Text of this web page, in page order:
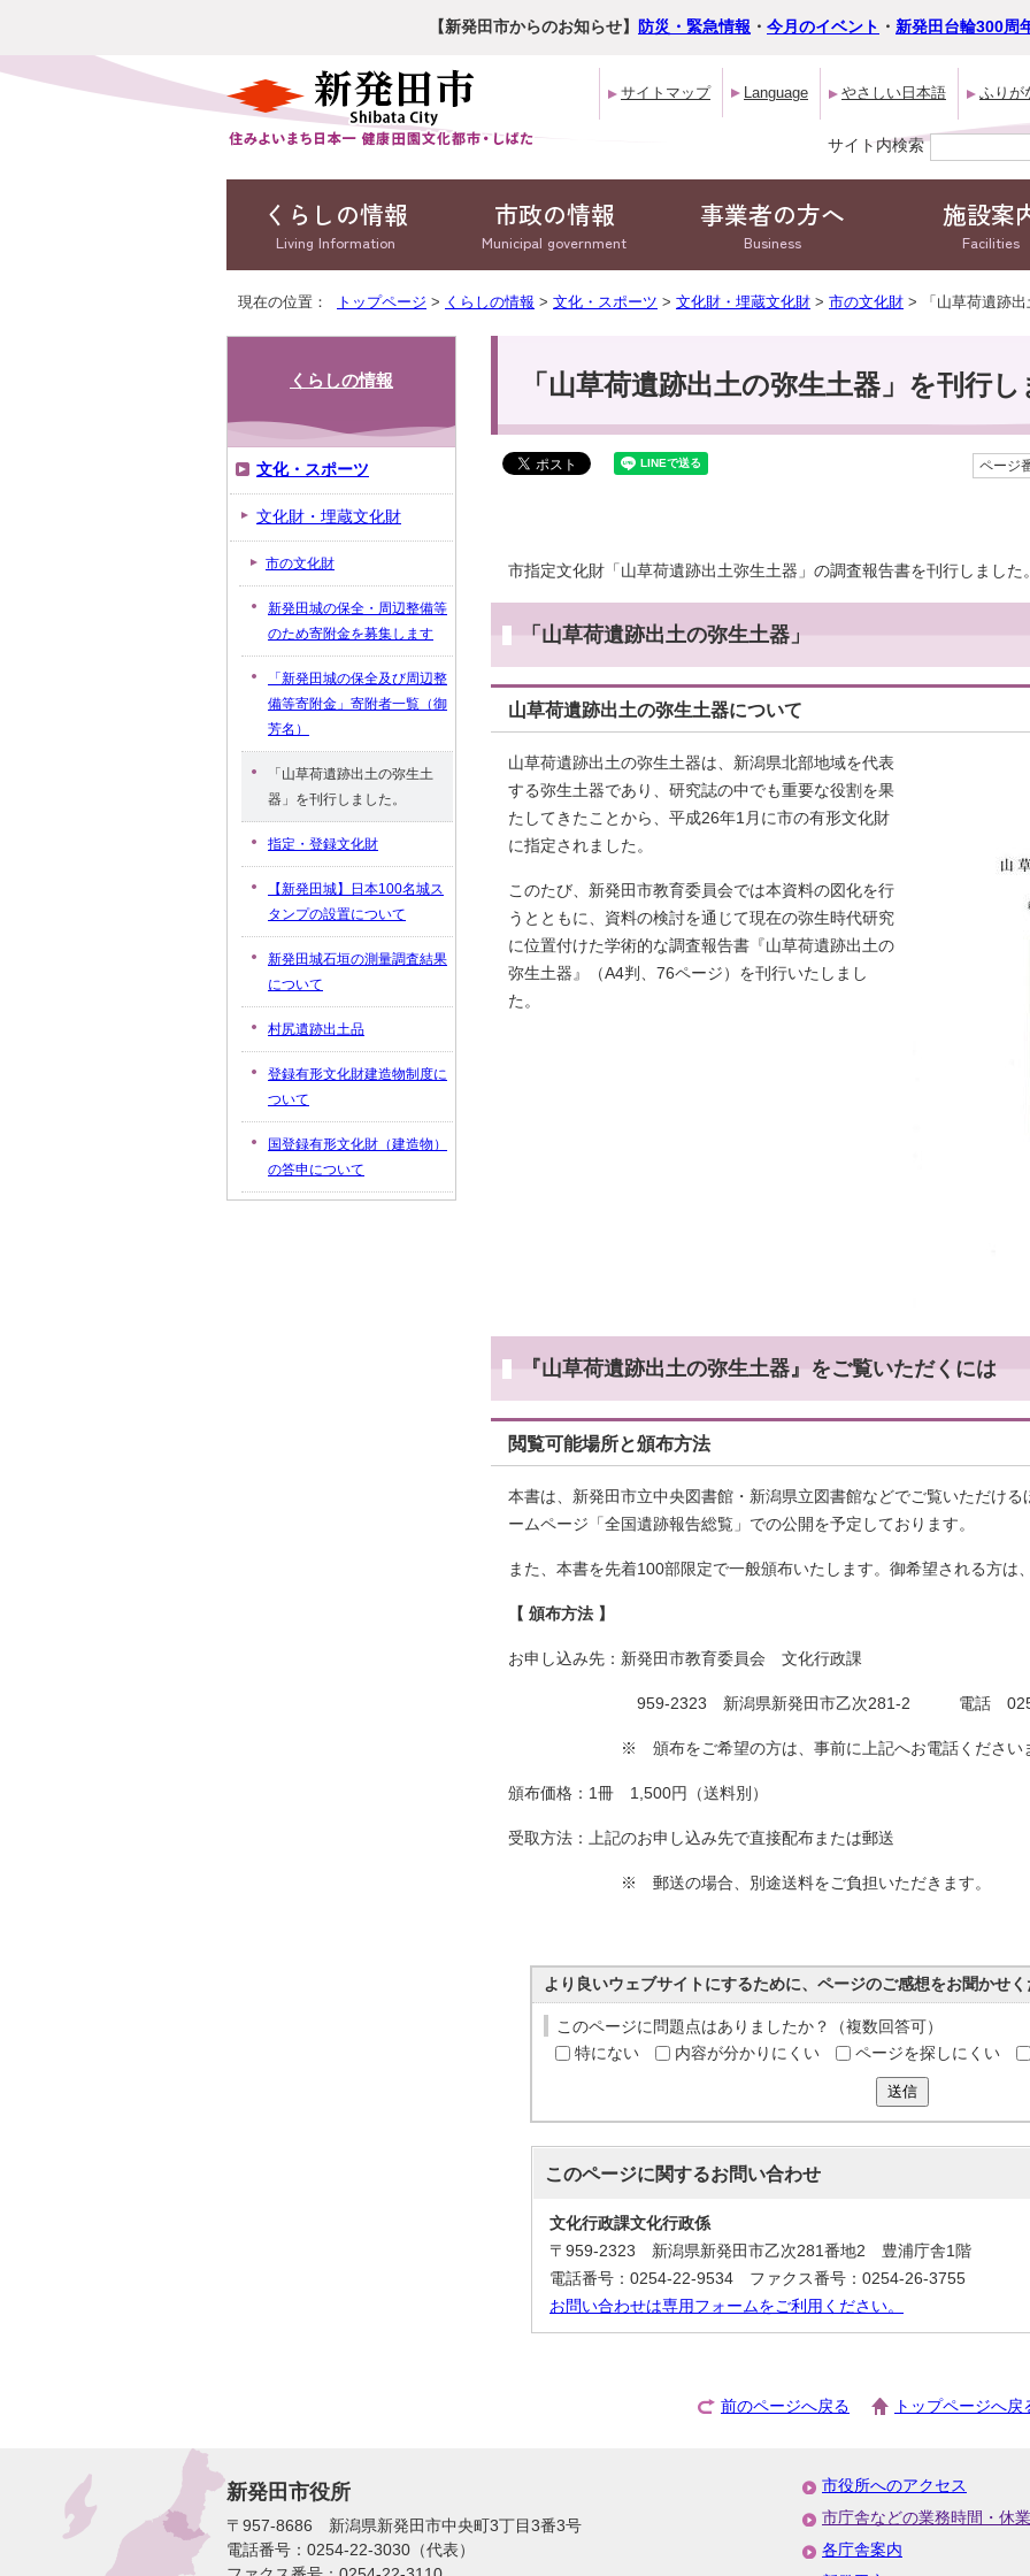
【新発田市からのお知らせ】 防災・緊急情報 ・ 今月のイベント ・ 新発田台輪300周
サイトマップ Language やさしい日本語 ふりが
サイト内検索
くらしの情報
Living Information
市政の情報
Municipal government
事業者の方へ
Business
施設案
Facilities
現在の位置： トップページ > くらしの情報 > 文化・スポーツ > 文化財・埋蔵文化財 > 市の文化財 > 「山草荷遺跡
「山草荷遺跡出土の弥生土器」を刊行
ページ
市指定文化財「山草荷遺跡出土弥生土器」の調査報告書を刊行しました
「山草荷遺跡出土の弥生土器」
山草荷遺跡出土の弥生土器について
山草荷遺跡出土の弥生土器は、新潟県北部地域を代表
する弥生土器であり、研究誌の中でも重要な役割を果
たしてきたことから、平成26年1月に市の有形文化財
に指定されました。
このたび、新発田市教育委員会では本資料の図化を行
うとともに、資料の検討を通じて現在の弥生時代研究
に位置付けた学術的な調査報告書『山草荷遺跡出土の
弥生土器』（A4判、76ページ）を刊行いたしまし
た。
『山草荷遺跡出土の弥生土器』をご覧いただくには
閲覧可能場所と頒布方法
本書は、新発田市立中央図書館・新潟県立図書館などでご覧いただけ
ームページ「全国遺跡報告総覧」での公開を予定しております。
また、本書を先着100部限定で一般頒布いたします。御希望される方は
【 頒布方法 】
お申し込み先：新発田市教育委員会 文化行政課
959-2323 新潟県新発田市乙次281-2 電話 0254-
※ 頒布をご希望の方は、事前に上記へお電話くださいま
頒布価格：1冊 1,500円（送料別）
受取方法：上記のお申し込み先で直接配布または郵送
※ 郵送の場合、別途送料をご負担いただきます。
より良いウェブサイトにするために、ページのご感想をお聞かせ
このページに問題点はありましたか？（複数回答可）
特にない
内容が分かりにくい ページを探しにくい
送信
このページに関するお問い合わせ
文化行政課文化行政係
〒959-2323 新潟県新発田市乙次281番地2 豊浦庁舎1階
電話番号：0254-22-9534 ファクス番号：0254-26-3755
お問い合わせは専用フォームをご利用ください。
くらしの情報
文化・スポーツ
文化財・埋蔵文化財
市の文化財
新発田城の保全・周辺整備等
のため寄附金を募集します
「新発田城の保全及び周辺整
備等寄附金」寄附者一覧（御
芳名）
「山草荷遺跡出土の弥生土
器」を刊行しました。
指定・登録文化財
【新発田城】日本100名城ス
タンプの設置について
新発田城石垣の測量調査結果
について
村尻遺跡出土品
登録有形文化財建造物制度に
ついて
国登録有形文化財（建造物）
の答申について
前のページへ戻る トップページへ戻
新発田市役所
〒957-8686 新潟県新発田市中央町3丁目3番3号
電話番号：0254-22-3030（代表）
市役所へのアクセス
市庁舎などの業務時間・休
各庁舎案内